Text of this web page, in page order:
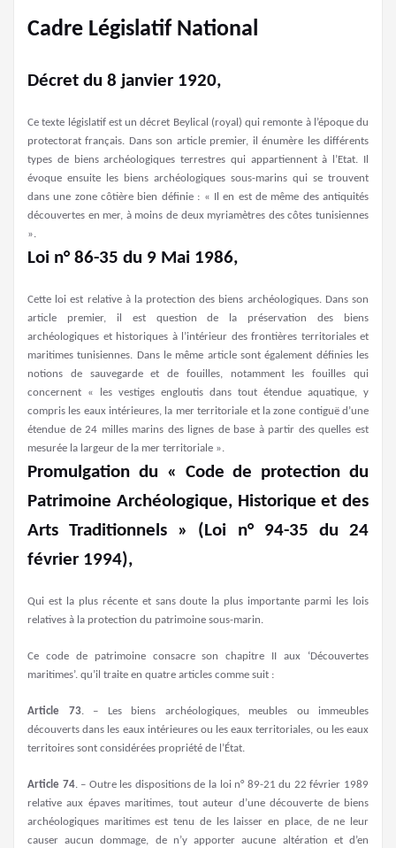
Cadre Législatif National
Décret du 8 janvier 1920,
Ce texte législatif est un décret Beylical (royal) qui remonte à l’époque du
protectorat français. Dans son article premier, il énumère les différents
types de biens archéologiques terrestres qui appartiennent à l’Etat. Il
évoque ensuite les biens archéologiques sous-marins qui se trouvent
dans une zone côtière bien définie : « Il en est de même des antiquités
découvertes en mer, à moins de deux myriamètres des côtes tunisiennes
».
Loi n° 86-35 du 9 Mai 1986,
Cette loi est relative à la protection des biens archéologiques. Dans son
article premier, il est question de la préservation des biens
archéologiques et historiques à l’intérieur des frontières territoriales et
maritimes tunisiennes. Dans le même article sont également définies les
notions de sauvegarde et de fouilles, notamment les fouilles qui
concernent « les vestiges engloutis dans tout étendue aquatique, y
compris les eaux intérieures, la mer territoriale et la zone contiguë d’une
étendue de 24 milles marins des lignes de base à partir des quelles est
mesurée la largeur de la mer territoriale ».
Promulgation du « Code de protection du
Patrimoine Archéologique, Historique et des
Arts Traditionnels » (Loi n° 94-35 du 24
février 1994),
Qui est la plus récente et sans doute la plus importante parmi les lois
relatives à la protection du patrimoine sous-marin.
Ce code de patrimoine consacre son chapitre II aux ‘Découvertes
maritimes’. qu’il traite en quatre articles comme suit :
Article 73. – Les biens archéologiques, meubles ou immeubles
découverts dans les eaux intérieures ou les eaux territoriales, ou les eaux
territoires sont considérées propriété de l’État.
Article 74. – Outre les dispositions de la loi n° 89-21 du 22 février 1989
relative aux épaves maritimes, tout auteur d’une découverte de biens
archéologiques maritimes est tenu de les laisser en place, de ne leur
causer aucun dommage, de n’y apporter aucune altération et d’en